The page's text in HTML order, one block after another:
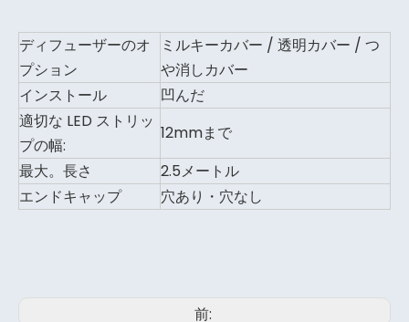
ディフューザーのオ
プション
ミルキーカバー / 透明カバー / つ
や消しカバー
インストール
凹んだ
適切な LED ストリッ
プの幅:
12mmまで
最大。長さ
2.5メートル
エンドキャップ
穴あり・穴なし
前: